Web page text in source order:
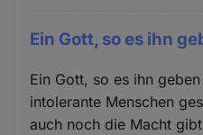
Ein Gott, so es ihn
Ein Gott, so es ihn
intolerante Menschen
auch noch die Macht